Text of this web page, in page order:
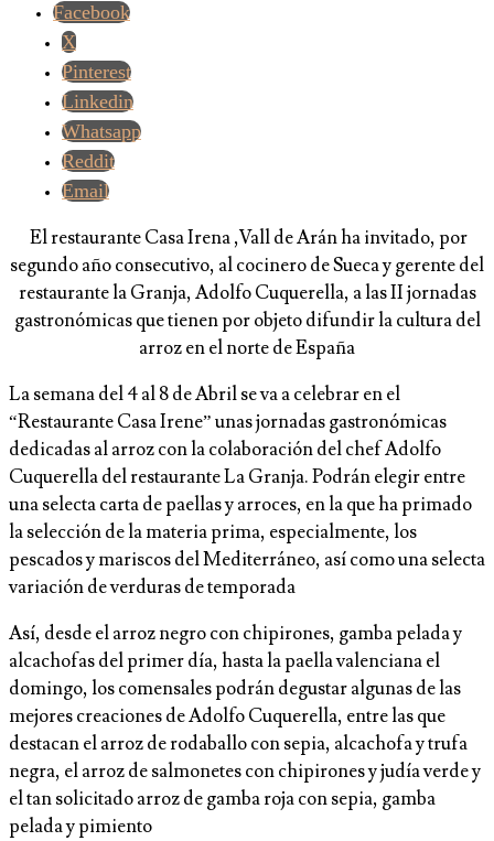
Facebook
X
Pinterest
Linkedin
Whatsapp
Reddit
Email
El restaurante Casa Irena ,Vall de Arán ha invitado, por
segundo año consecutivo, al cocinero de Sueca y gerente del
restaurante la Granja, Adolfo Cuquerella, a las II jornadas
gastronómicas que tienen por objeto difundir la cultura del
arroz en el norte de España
La semana del 4 al 8 de Abril se va a celebrar en el
“Restaurante Casa Irene” unas jornadas gastronómicas
dedicadas al arroz con la colaboración del chef Adolfo
Cuquerella del restaurante La Granja. Podrán elegir entre
una selecta carta de paellas y arroces, en la que ha primado
la selección de la materia prima, especialmente, los
pescados y mariscos del Mediterráneo, así como una selecta
variación de verduras de temporada
Así, desde el arroz negro con chipirones, gamba pelada y
alcachofas del primer día, hasta la paella valenciana el
domingo, los comensales podrán degustar algunas de las
mejores creaciones de Adolfo Cuquerella, entre las que
destacan el arroz de rodaballo con sepia, alcachofa y trufa
negra, el arroz de salmonetes con chipirones y judía verde y
el tan solicitado arroz de gamba roja con sepia, gamba
pelada y pimiento